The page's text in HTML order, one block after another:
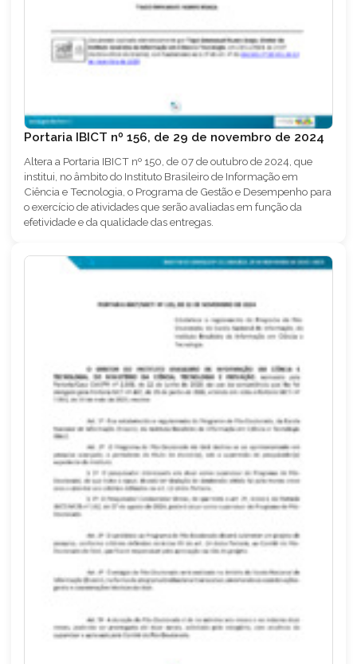
Portaria IBICT nº 156, de 29 de novembro de 2024
Altera a Portaria IBICT nº 150, de 07 de outubro de 2024, que
institui, no âmbito do Instituto Brasileiro de Informação em
Ciência e Tecnologia, o Programa de Gestão e Desempenho para
o exercício de atividades que serão avaliadas em função da
efetividade e da qualidade das entregas.